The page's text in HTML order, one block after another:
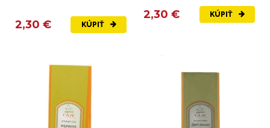
2,30 € KÚPIŤ
2,30 € KÚPIŤ